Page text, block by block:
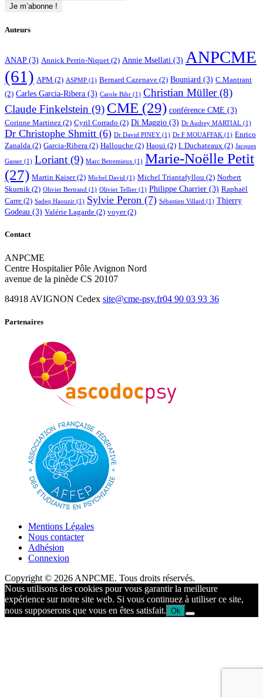
Auteurs
ANAP(3) Annick Perrin-Niquet (2) Annie Msellati (3) ANPCME
(61) APM (2) ASPMP (1) Bernard Cazenave (2) Bouniard (3) C.Mantrant
(2) Carles Garcia-Ribera (3) Carole Bihr (1) Christian Müller(8)
Claude Finkelstein (9) CME (29) conférence CME (3)
Corinne Martinez (2) Cyril Corrado (2) Di Maggio (3) Dr Audrey MARTIAL (1)
Dr Christophe Shmitt (6) Dr David PINEY (1) Dr F MOUAFFAK (1) Enrico
Zanalda (2) Garcia-Ribera (2) Hallouche (2) Haoui (2) I. Duchateaux (2) Jacques
Gasser (1) Loriant (9) Marc Betremieux (1) Marie-Noëlle Petit
(27) Martin Kaiser(2) Michel David (1) Michel Triantafyllou (2) Norbert
Skurnik (2) Olivier Bertrand (1) Olivier Tellier (1) Philippe Charrier (3) Raphaël
Carre (2) Sadeq Haouzir (1) Sylvie Peron (7) Sébastien Villard (1) Thierry
Godeau (3) Valérie Lagarde (2) voyer(2)
Contact
ANPCME
Centre Hospitalier Pôle Avignon Nord
avenue de la pinède CS 20107
84918 AVIGNON Cedex site@cme-psy.fr04 90 03 93 36
Partenaires
Mentions Légales
Nous contacter
Adhésion
Connexion
Copyright © 2026 ANPCME. Tous droits réservés.
Nous utilisons des cookies pour vous garantir la meilleure
expérience sur notre site web. Si vous continuez à utiliser ce site,
nous supposerons que vous en êtes satisfait. Ok